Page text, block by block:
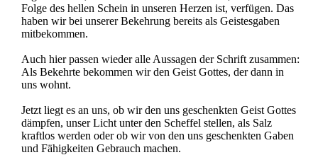
Folge des hellen Schein in unseren Herzen ist, verfügen. Das
haben wir bei unserer Bekehrung bereits als Geistesgaben
mitbekommen.
Auch hier passen wieder alle Aussagen der Schrift zusammen:
Als Bekehrte bekommen wir den Geist Gottes, der dann in
uns wohnt.
Jetzt liegt es an uns, ob wir den uns geschenkten Geist Gottes
dämpfen, unser Licht unter den Scheffel stellen, als Salz
kraftlos werden oder ob wir von den uns geschenkten Gaben
und Fähigkeiten Gebrauch machen.